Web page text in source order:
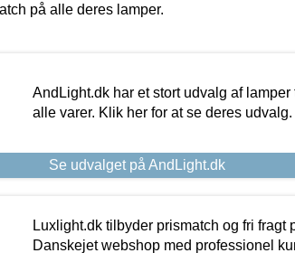
på alle deres lamper.
AndLight.dk har et stort udvalg af
alle varer. Klik her for at se deres udvalg.
Se udvalget på AndLight.dk
Luxlight.dk tilbyder prismatch og fri fragt
Danskejet webshop med professionel